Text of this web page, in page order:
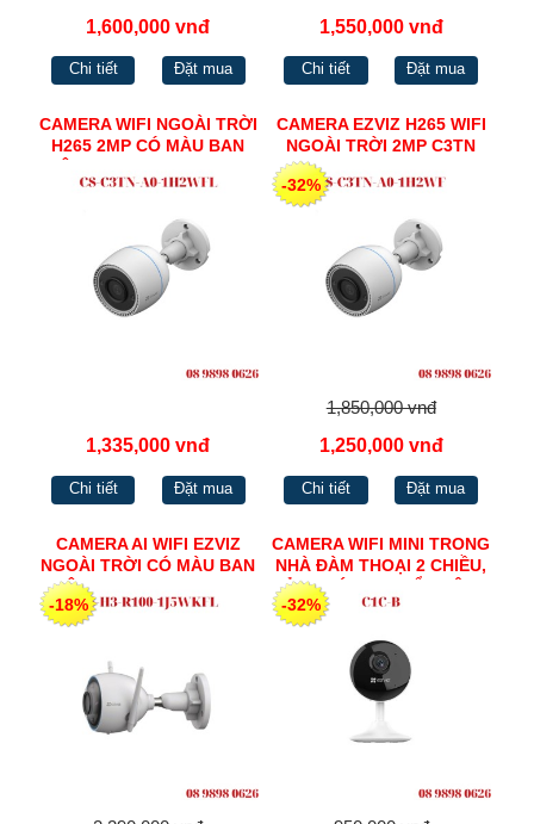
1,600,000 vnđ
Chi tiết Đặt mua
1,550,000 vnđ
Chi tiết Đặt mua
CAMERA WIFI NGOÀI TRỜI
H265 2MP CÓ MÀU BAN
1H2WFL
1,335,000 vnđ
Chi tiết Đặt mua
CAMERA EZVIZ H265 WIFI
NGOÀI TRỜI 2MP C3TN
-32%
1,850,000 vnđ
1,250,000 vnđ
Chi tiết Đặt mua
CAMERA AI WIFI EZVIZ
NGOÀI TRỜI CÓ MÀU BAN
ĐÊM H265 CS-H3-R100-
1J5WKFL
-18%
CAMERA WIFI MINI TRONG
NHÀ ĐÀM THOẠI 2 CHIỀU,
CẢNH BÁO CHUYỂN ĐỘNG
2MP C1C-B
-32%